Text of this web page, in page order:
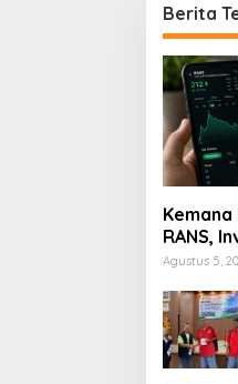
Berita
RANS,
Cermati
Agustus 5,